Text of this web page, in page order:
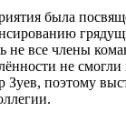
была
не все члены
не
Зуев, поэтому